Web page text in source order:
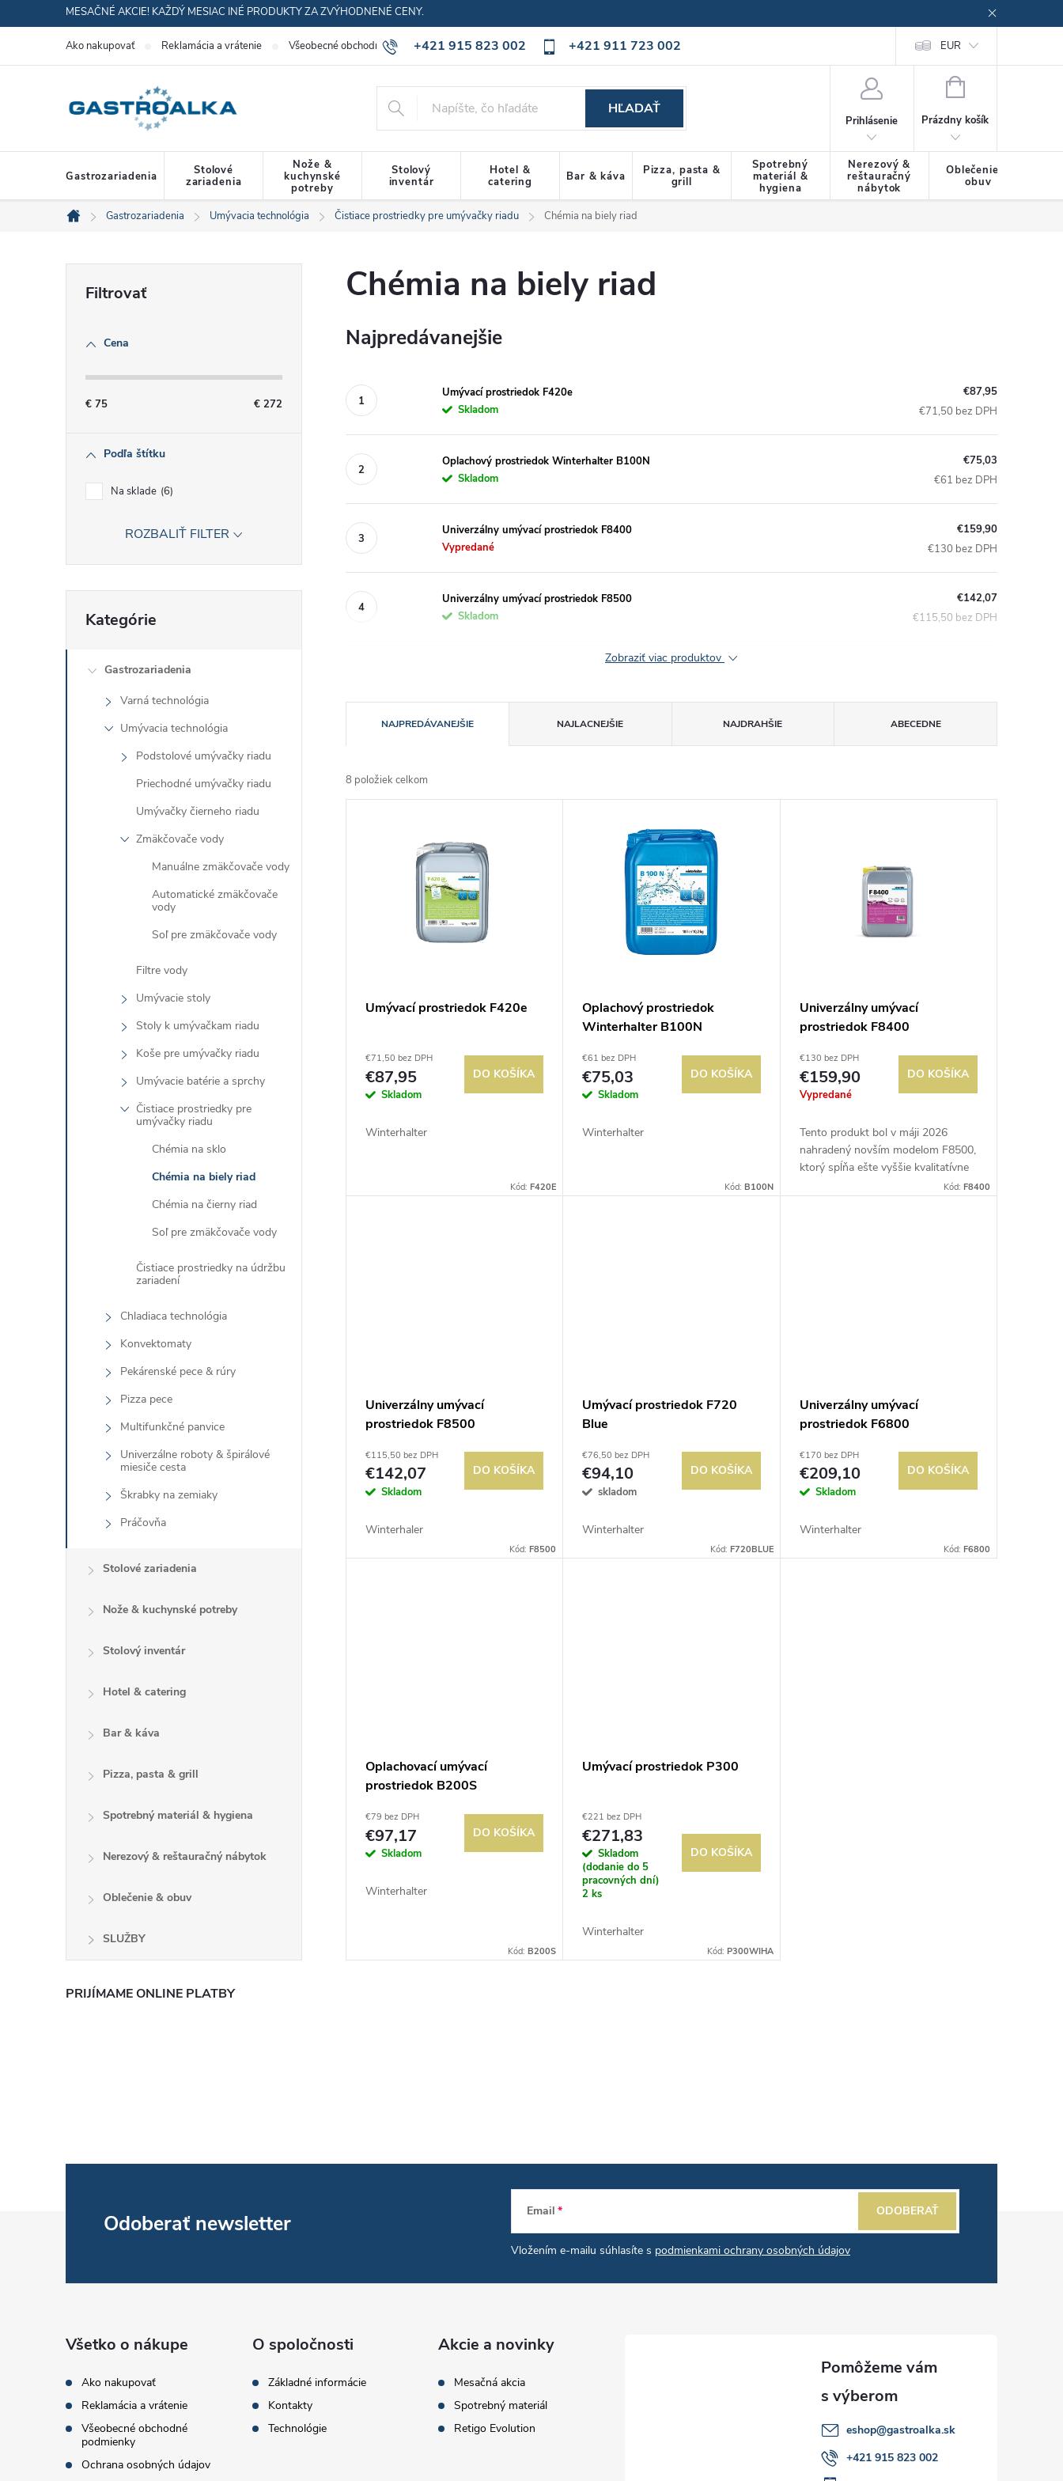
na
MESAČNÉ AKCIE! KAŽDÝ MESIAC INÉ PRODUKTY ZA ZVÝHODNENÉ CENY.
+421 915 823 002 +421 911 723 002
Ako nakupovať Reklamácia a vrátenie Všeobecné obchodné podmienky Ochrana osobných údajov Cookies policy EUR
HĽADAŤ
Prihlásenie
NÁKUPNÝ
Prázdny košík
Gastrozariadenia
Stolové
zariadenia
Nože &
kuchynské
potreby
Stolový
inventár
Hotel &
catering
Bar & káva
Pizza, pasta &
grill
Spotrebný
materiál &
hygiena
Nerezový &
reštauračný
nábytok
Oblečenie &
obuv
Domov
Gastrozariadenia Umývacia technológia Čistiace prostriedky pre umývačky riadu Chémia na biely riad
n
e
l
Cena
€ 75 € 272
Podľa štítku
Na sklade 6
ROZBALIŤ FILTER
kategórie
Kategórie
Gastrozariadenia
Varná technológia
Umývacia technológia
Podstolové umývačky riadu
Priechodné umývačky riadu
Umývačky čierneho riadu
Zmäkčovače vody
Manuálne zmäkčovače vody
Automatické zmäkčovače
vody
Soľ pre zmäkčovače vody
Filtre vody
Umývacie stoly
Stoly k umývačkam riadu
Koše pre umývačky riadu
Umývacie batérie a sprchy
Čistiace prostriedky pre
umývačky riadu
Chémia na sklo
Chémia na biely riad
Chémia na čierny riad
Soľ pre zmäkčovače vody
Čistiace prostriedky na údržbu
zariadení
Chladiaca technológia
Konvektomaty
Pekárenské pece & rúry
Pizza pece
Multifunkčné panvice
Univerzálne roboty & špirálové
miesiče cesta
Škrabky na zemiaky
Práčovňa
Stolové zariadenia
Nože & kuchynské potreby
Stolový inventár
Hotel & catering
Bar & káva
Pizza, pasta & grill
Spotrebný materiál & hygiena
Nerezový & reštauračný nábytok
Oblečenie & obuv
SLUŽBY
PRIJÍMAME ONLINE PLATBY
Chémia na biely riad
Najpredávanejšie
Umývací prostriedok F420e
Skladom
€87,95
€71,50 bez DPH
Oplachový prostriedok Winterhalter B100N
Skladom
€75,03
€61 bez DPH
Univerzálny umývací prostriedok F8400
Vypredané
€159,90
€130 bez DPH
Univerzálny umývací prostriedok F8500
Skladom
€142,07
€115,50 bez DPH
Zobraziť viac produktov
a
d
k
NAJPREDÁVANEJŠIE NAJLACNEJŠIE NAJDRAHŠIE ABECEDNE
8 položiek celkom
Umývací prostriedok F420e
€71,50 bez DPH
€87,95
Skladom
DO KOŠÍKA
Winterhalter
Kód:F420E
Oplachový prostriedok
Winterhalter B100N
€61 bez DPH
€75,03
Skladom
DO KOŠÍKA
Winterhalter
Kód: B100N
Univerzálny umývací
prostriedok F8400
€130 bez DPH
€159,90
Vypredané
DO KOŠÍKA
Tento produkt bol v máji 2026
nahradený novším modelom F8500,
ktorý spĺňa ešte vyššie kvalitatívne
štandardy a zároveň je cenovoKód: F8400
Univerzálny umývací
prostriedok F8500
€115,50 bez DPH
€142,07
Skladom
DO KOŠÍKA
Winterhaler
Kód:F8500
Umývací prostriedok F720
Blue
€76,50 bez DPH
€94,10
skladom
DO KOŠÍKA
Winterhalter
Kód: F720BLUE
Univerzálny umývací
prostriedok F6800
€170 bez DPH
€209,10
Skladom
DO KOŠÍKA
Winterhalter
Kód: F6800
Oplachovací umývací
prostriedok B200S
€79 bez DPH
€97,17
Skladom
DO KOŠÍKA
Winterhalter
Kód:B200S
Umývací prostriedok P300
€221 bez DPH
€271,83
Skladom
(dodanie do 5
pracovných dní)
2 ks
DO KOŠÍKA
Winterhalter
Kód: P300WIHA
r
Odoberať newsletter Email
Vložením e-mailu súhlasíte s podmienkami ochrany osobných údajov
ODOBERAŤ
Všetko o nákupe
Ako nakupovať
Reklamácia a vrátenie
Všeobecné obchodné
podmienky
Ochrana osobných údajov
O spoločnosti
Základné informácie
Kontakty
Technológie
Akcie a novinky
Mesačná akcia
Spotrebný materiál
Retigo Evolution
eshop@gastroalka.sk
+421 915 823 002